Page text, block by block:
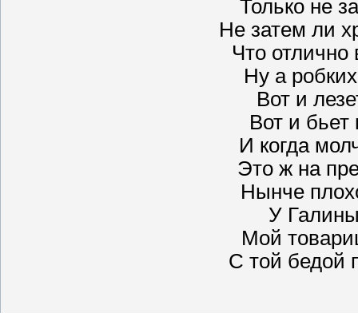
Только не
Не затем ли
Что отлично
Ну а
Вот и
Вот и бьет
И когда
Это ж на
Нынче
У
Мой
С той бедой